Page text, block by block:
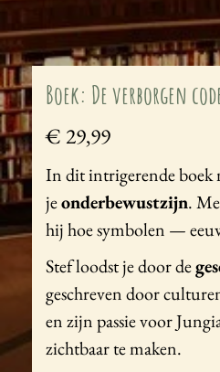
Boek: De verborgen
€ 29,99
In dit intrigerende boek
jeonderbewustzijn.
hij hoe symbolen —
Stef loodst je door de
geschreven door
en zijn passie voor
zichtbaar te maken.